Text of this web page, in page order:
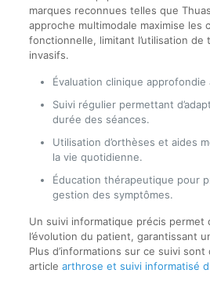
marques reconnues telles que
approche multimodale maximise les
fonctionnelle, limitant l’utilisation de
invasifs.
Évaluation clinique
Suivi régulier permettant
durée des séances.
Utilisation d’orthèses et aides
la vie quotidienne.
Éducation thérapeutique pour
gestion des symptômes.
Un suivi informatique précis permet
l’évolution du patient, garantissant
Plus d’informations sur ce suivi
article arthrose et suivi informatisé